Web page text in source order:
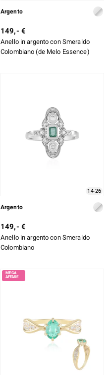
Argento
149,- €
Anello in argento con Smeraldo
Colombiano (de Melo Essence)
14-26
Argento
149,- €
Anello in argento con Smeraldo
Colombiano